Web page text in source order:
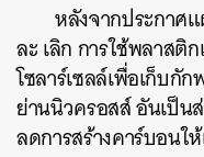
หลังจากประกาศ
ละเลิกการใช้พลาสติ
โซลาร์เซลล์เพื่อเก็บกั
ย่านนิวครอสส์อันเป็น
ลดการสร้างคาร์บอนใ